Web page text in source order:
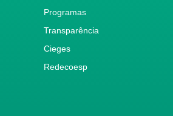
Programas
Transparência
Cieges
Redecoesp